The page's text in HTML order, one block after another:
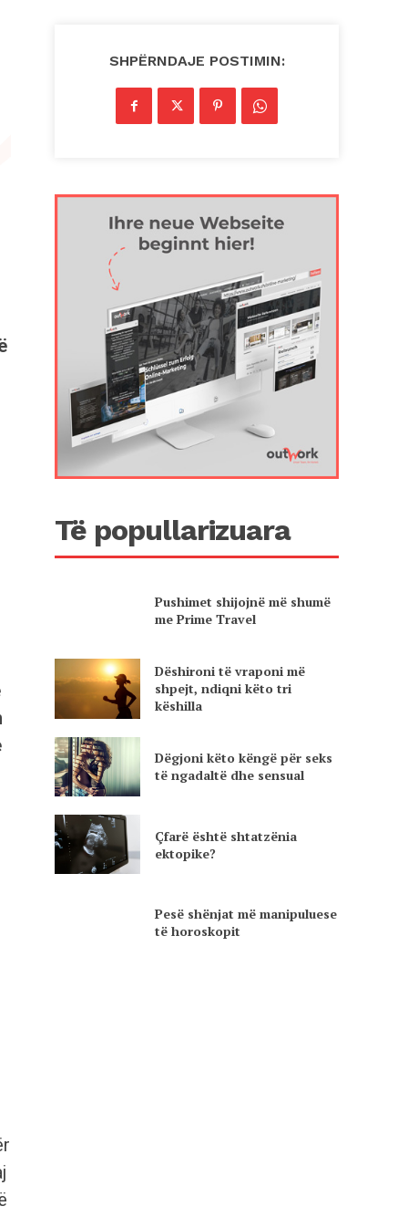
SHPËRNDAJE POSTIMIN:
Të popullarizuara
Pushimet shijojnë më shumë
me Prime Travel
Dëshironi të vraponi më
shpejt, ndiqni këto tri
këshilla
Dëgjoni këto këngë për seks
të ngadaltë dhe sensual
Çfarë është shtatzënia
ektopike?
Pesë shënjat më manipuluese
të horoskopit